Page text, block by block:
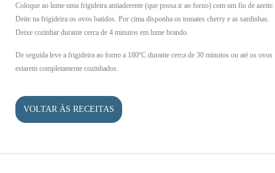
Coloque ao lume uma frigideira antiaderente (que possa ir ao forno) com um fio de azeite.
Deite na frigideira os ovos batidos. Por cima disponha os tomates cherry e as sardinhas.
Deixe cozinhar durante cerca de 4 minutos em lume brando.
De seguida leve a frigideira ao forno a 180ºC durante cerca de 30 minutos ou até os ovos
estarem completamente cozinhados.
VOLTAR ÀS RECEITAS